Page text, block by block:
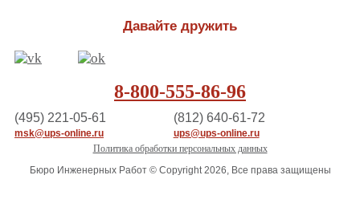
Давайте дружить
8-800-555-86-96
(495) 221-05-61
msk@ups-online.ru
(812) 640-61-72
ups@ups-online.ru
Политика обработки персональных данных
Бюро Инженерных Работ © Copyright 2026, Все права защищены